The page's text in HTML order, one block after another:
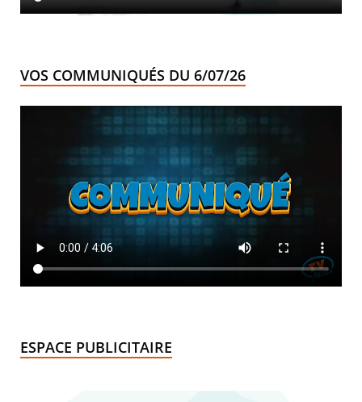
VOS COMMUNIQUÉS DU 6/07/26
ESPACE PUBLICITAIRE